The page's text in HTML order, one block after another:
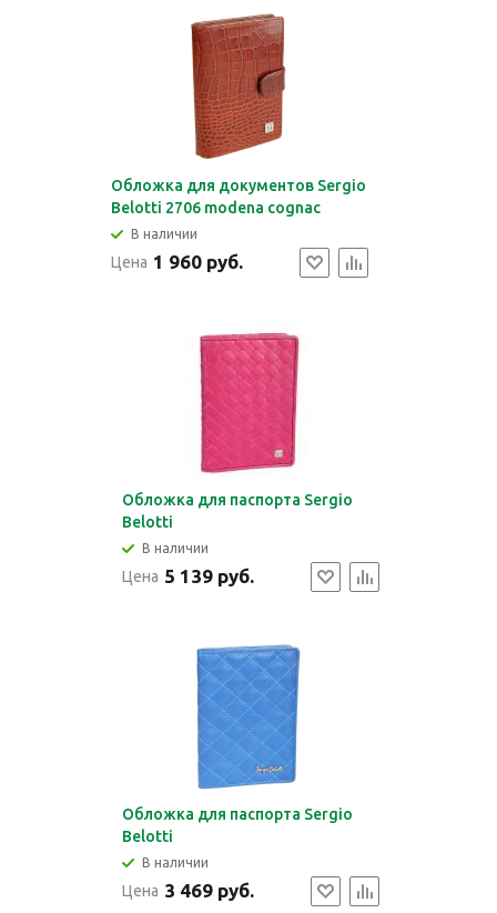
Обложка для документов Sergio
Belotti 2706 modena cognac
В наличии
Цена 1 960 руб.
Обложка для паспорта Sergio
Belotti
В наличии
Цена 5 139 руб.
Обложка для паспорта Sergio
Belotti
В наличии
Цена 3 469 руб.